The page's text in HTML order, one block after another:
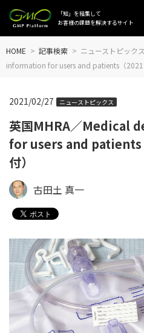
「知」を結集して
お客様の課題を解決するサイト
HOME 記事検索 ニューストピックス
information for users and patients（2021
英国MHRA／Medical
for users and patients
付）
2021/02/27 ニューストピックス
古田土 真一